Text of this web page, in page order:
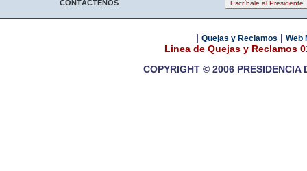
CONTÁCTENOS
| Quejas y Reclamos | Web
Linea de Quejas y Reclamos
COPYRIGHT © 2006 PRESIDENCIA